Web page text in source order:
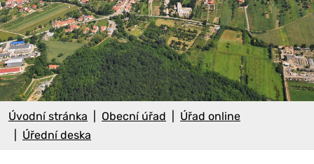
Úvodní stránka Obecní úřad
Úřad online
Úřední deska